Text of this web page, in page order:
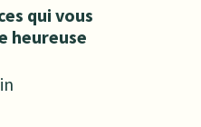
qui vous
heureuse